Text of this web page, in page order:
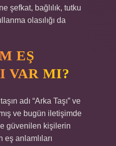
şefkat, bağlılık, tutku
olasılığı da
EŞ
VAR MI?
adı “Arka Taşı” ve
ve bugün iletişimde
güvenilen kişilerin
eş anlamlıları